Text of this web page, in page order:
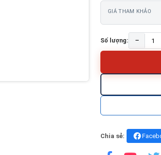
GIÁ THAM KHẢO
Số lượng: −
Chia sẻ: